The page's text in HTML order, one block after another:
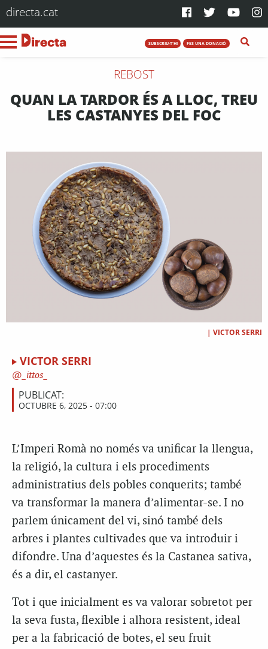
directa.cat
SUBSCRIU-T'HI FES UNA DONACIÓ
REBOST
QUAN LA TARDOR ÉS A LLOC, TREU
LES CASTANYES DEL FOC
| VICTOR SERRI
VICTOR SERRI
_ittos_
PUBLICAT:
OCTUBRE 6, 2025 - 07:00
L’Imperi Romà no només va unificar la llengua,
la religió, la cultura i els procediments
administratius dels pobles conquerits; també
va transformar la manera d’alimentar-se. I no
parlem únicament del vi, sinó també dels
arbres i plantes cultivades que va introduir i
difondre. Una d’aquestes és la Castanea sativa,
és a dir, el castanyer.
Tot i que inicialment es va valorar sobretot per
la seva fusta, flexible i alhora resistent, ideal
per a la fabricació de botes, el seu fruit